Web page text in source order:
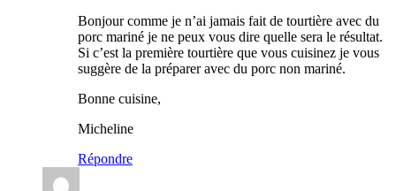
Bonjour comme je n’ai jamais fait de tourtière avec du
porc mariné je ne peux vous dire quelle sera le résultat.
Si c’est la première tourtière que vous cuisinez je vous
suggère de la préparer avec du porc non mariné.
Bonne cuisine,
Micheline
Répondre